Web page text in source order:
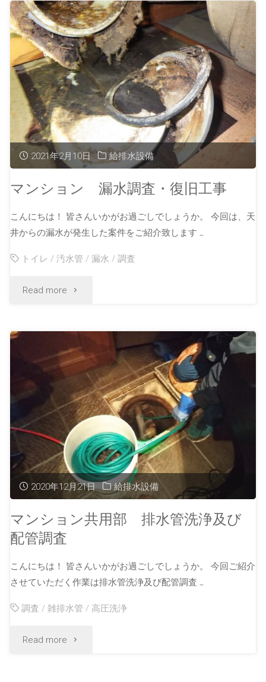
2021年2月10日 給排水設備
マンション 漏水調査・復旧工事
こんにちは！ 皆さんいかがお過ごしでしょうか。 今回は、天
井からの漏水が発生した案件をご紹介致します …
トイレ /汚水管 /漏水 /調査
Read more
2020年12月21日 給排水設備
マンション共用部 排水管洗浄及び
配管調査
こんにちは！ 皆さんいかがお過ごしでしょうか。 今回ご紹介
させていただく作業は排水管洗浄及び配管調査 …
調査 /雑排水管 / 高圧洗浄
Read more